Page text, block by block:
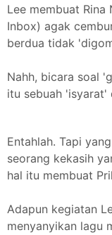
Lee membuat
Inbox) agak
berdua tidak
Nahh, bicara soal
itu sebuah 'isyarat'
Entahlah. Tapi
seorang kekasih
hal itu membuat
Adapun kegiatan
menyanyikan lagu